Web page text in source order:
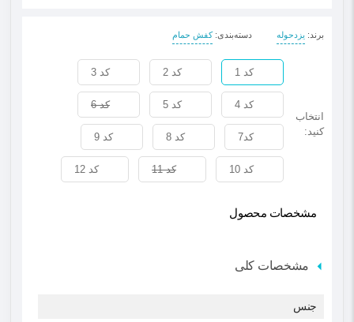
برند : یزدحوله دسته‌بندی:کفش حمام
انتخاب
کنید:
کد 1 کد 2 کد 3
کد 4 کد 5 کد 6
کد7 کد 8 کد 9
کد 10 کد 11 کد 12
مشخصات محصول
مشخصات کلی
جنس